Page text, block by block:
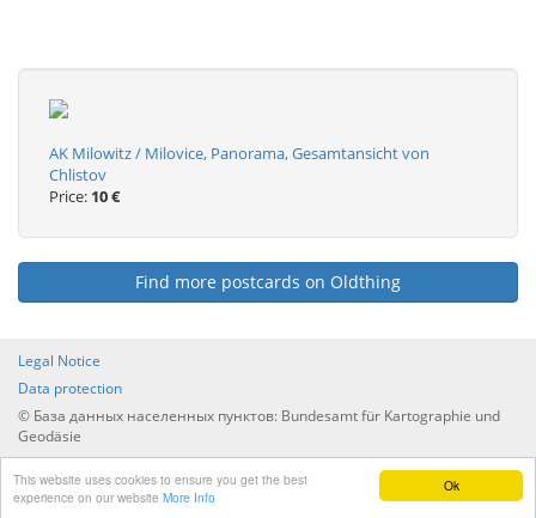
Ok
This website uses cookies to ensure you get the best
experience on our website More Info
AK Milowitz / Milovice, Panorama, Gesamtansicht von
Chlistov
Price: 10 €
Find more postcards on Oldthing
Legal Notice
Data protection
© База данных населенных пунктов: Bundesamt für Kartographie und
Geodäsie
Перечень всех населенных пунктов по странам и
административному управлению